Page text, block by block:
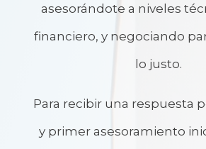
asesorándote a niveles
financiero, y negociando
lo justo.
Para recibir una respuesta
y primer asesoramiento